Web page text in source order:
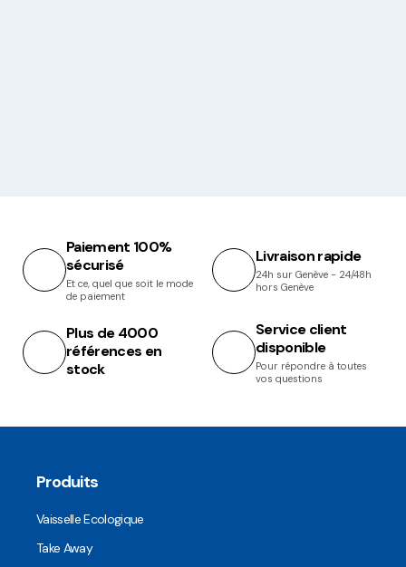
Paiement 100%
sécurisé
Et ce, quel que soit le mode
de paiement
Livraison rapide
24h sur Genève - 24/48h
hors Genève
Plus de 4000
références en
stock
Service client
disponible
Pour répondre à toutes
vos questions
Produits
Vaisselle Ecologique
Take Away